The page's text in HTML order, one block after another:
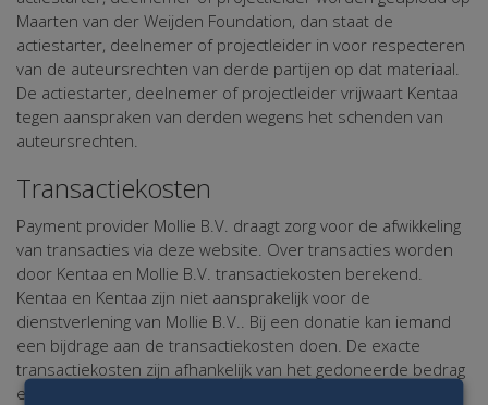
Maarten van der Weijden Foundation, dan staat de
actiestarter, deelnemer of projectleider in voor respecteren
van de auteursrechten van derde partijen op dat materiaal.
De actiestarter, deelnemer of projectleider vrijwaart Kentaa
tegen aanspraken van derden wegens het schenden van
auteursrechten.
Transactiekosten
Payment provider Mollie B.V. draagt zorg voor de afwikkeling
van transacties via deze website. Over transacties worden
door Kentaa en Mollie B.V. transactiekosten berekend.
Kentaa en Kentaa zijn niet aansprakelijk voor de
dienstverlening van Mollie B.V.. Bij een donatie kan iemand
een bijdrage aan de transactiekosten doen. De exacte
transactiekosten zijn afhankelijk van het gedoneerde bedrag
en de betaalmethode.